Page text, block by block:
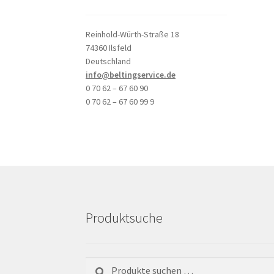
Reinhold-Würth-Straße 18
74360 Ilsfeld
Deutschland
info@beltingservice.de
0 70 62 – 67 60 90
0 70 62 – 67 60 99 9
Produktsuche